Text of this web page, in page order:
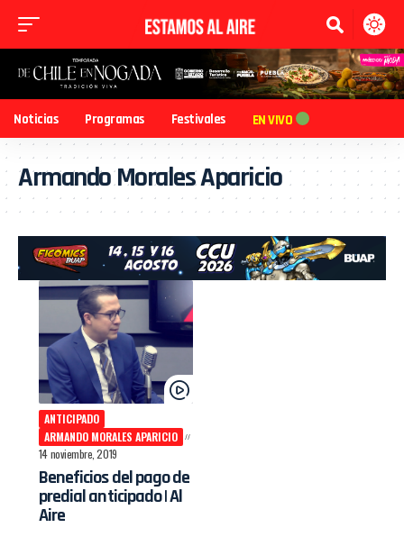
Noticias Programas Festivales EN VIVO
Armando Morales Aparicio
ANTICIPADO
ARMANDO MORALES APARICIO
14 noviembre, 2019
Beneficios del pago de
predial anticipado | Al
Aire